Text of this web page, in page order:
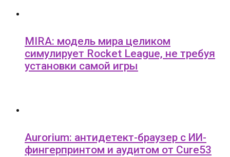
MIRA: модель мира целиком
симулирует Rocket League, не требуя
установки самой игры
Aurorium: антидетект-браузер с ИИ-
фингерпринтом и аудитом от Cure53